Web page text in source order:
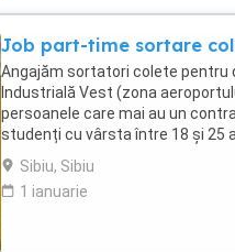
Job part-time sortare
Angajăm sortatori colete pentru
Industrială Vest (zona
persoanele care mai au un
studenți cu vârsta între 18 și 25
vineri, part-time 5 ore in intervalul
Sibiu, Sibiu
1 ianuarie